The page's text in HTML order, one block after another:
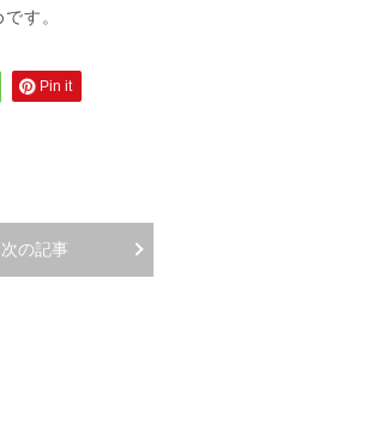
す。
Pin it
次の記事